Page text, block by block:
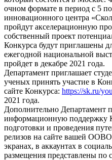
очном формате в период с 5
инновационного центра
пройдут акселерационную
собственный проект
Конкурса будут приглашены
ежегодной национальной
пройдет в декабре 2021 года.
Департамент приглашает
ученых принять участие в
сайте Конкурса: https://sk.ru/
2021 года.
Дополнительно Департамент
информационную поддержку
подготовки и проведения
релизов на сайте вашей
экранах, в аккаунтах в
размещения представлены по